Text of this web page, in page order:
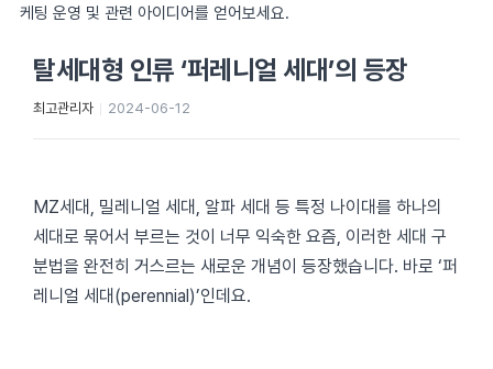
케팅 운영 및 관련 아이디어를 얻어보세요.
탈세대형 인류 ‘퍼레니얼 세대’의 등장
최고관리자 2024-06-12
MZ세대, 밀레니얼 세대, 알파 세대 등 특정 나이대를 하나의
세대로 묶어서 부르는 것이 너무 익숙한 요즘, 이러한 세대 구
분법을 완전히 거스르는 새로운 개념이 등장했습니다. 바로 ‘퍼
레니얼 세대(perennial)’인데요.